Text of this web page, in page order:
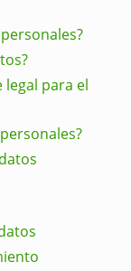
legal para el